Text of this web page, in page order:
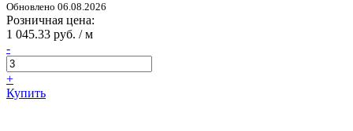
Обновлено 06.08.2026
Розничная цена:
1 045.33 руб. / м
-
+
Купить